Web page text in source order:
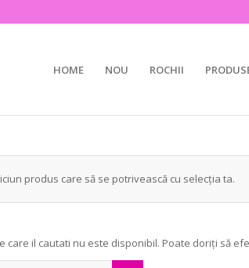
HOME NOU ROCHII
produs care să se potrivească cu selecția ta.
care il cautati nu este disponibil. Poate doriți să